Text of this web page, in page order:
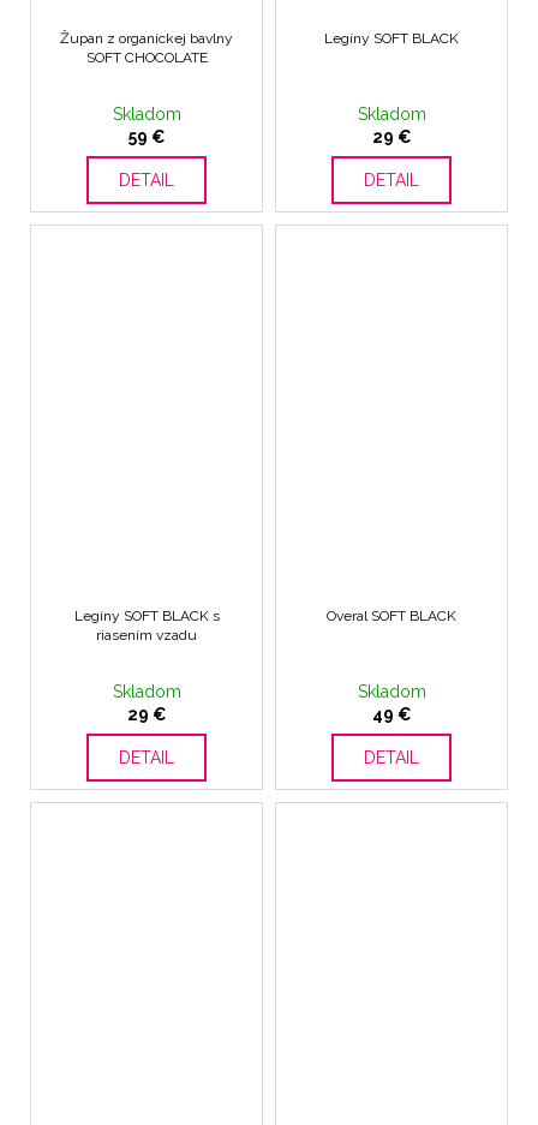
Župan z organickej bavlny
SOFT CHOCOLATE
Skladom
59 €
DETAIL
Legíny SOFT BLACK
Skladom
29 €
DETAIL
Legíny SOFT BLACK s
riasením vzadu
Skladom
29 €
DETAIL
Overal SOFT BLACK
Skladom
49 €
DETAIL